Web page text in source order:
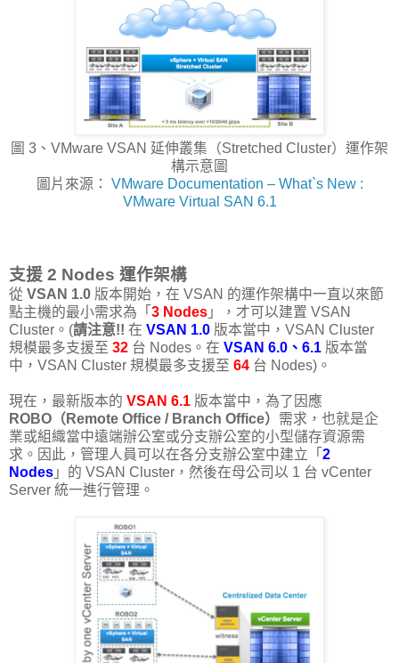
圖 3、VMware VSAN 延伸叢集（Stretched Cluster）運作架
構示意圖
圖片來源： VMware Documentation – What`s New :
VMware Virtual SAN 6.1
支援 2 Nodes 運作架構
從 VSAN 1.0 版本開始，在 VSAN 的運作架構中一直以來節
點主機的最小需求為「 3 Nodes 」，才可以建置 VSAN
Cluster。(請注意!! 在 VSAN 1.0 版本當中，VSAN Cluster
規模最多支援至 32 台 Nodes。在 VSAN 6.0、6.1 版本當
中，VSAN Cluster 規模最多支援至 64 台 Nodes)。
現在，最新版本的 VSAN 6.1 版本當中，為了因應
ROBO（Remote Office / Branch Office） 需求，也就是企
業或組織當中遠端辦公室或分支辦公室的小型儲存資源需
求。因此，管理人員可以在各分支辦公室中建立「 2
Nodes 」的 VSAN Cluster，然後在母公司以 1 台 vCenter
Server 統一進行管理。